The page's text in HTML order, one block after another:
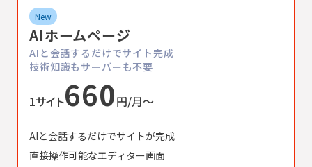
New
AIホームページ
AIと会話するだけでサイト完成
技術知識もサーバーも不要
1サイト660円/月〜
AIと会話するだけでサイトが完成
直接操作可能なエディター画面